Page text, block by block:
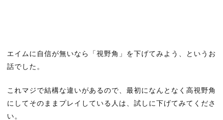
エイムに自信が無いなら「視野角」を下げてみよう、というお
話でした。
これマジで結構な違いがあるので、最初になんとなく高視野角
にしてそのままプレイしている人は、試しに下げてみてくださ
い。